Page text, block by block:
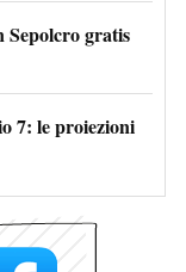
Sepolcro gratis
7: le proiezioni